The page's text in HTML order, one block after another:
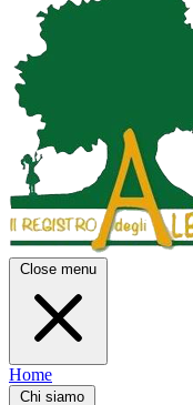
Close menu
Home
Chi siamo